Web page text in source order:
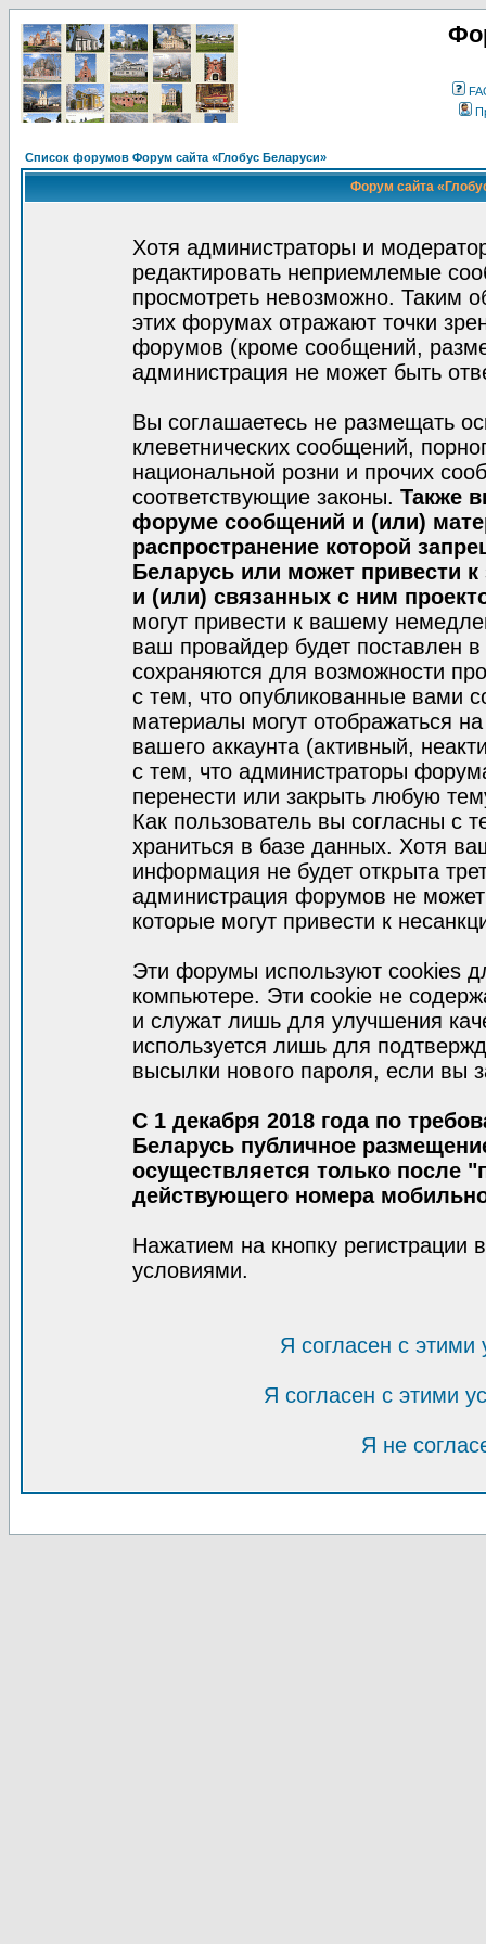
Список форумов Форум сайта «Глобус Беларуси»
Форум сайта
Хотя администраторы и
редактировать неприемлемые
просмотреть невозможно. Таким
этих форумах отражают точки
форумов (кроме сообщений,
администрация не может быть
Вы соглашаетесь не размещать
клеветнических сообщений,
национальной розни и прочих
соответствующие законы. Также
форуме сообщений и (или)
распространение которой
Беларусь или может привести
и (или) связанных с ним
могут привести к вашему
ваш провайдер будет поставлен
сохраняются для возможности
с тем, что опубликованные вами
материалы могут отображаться
вашего аккаунта (активный,
с тем, что администраторы
перенести или закрыть любую
Как пользователь вы согласны с
храниться в базе данных. Хотя
информация не будет открыта
администрация форумов не может
которые могут привести к
Эти форумы используют cookies
компьютере. Эти cookie не
и служат лишь для улучшения
используется лишь для
высылки нового пароля, если вы
С 1 декабря 2018 года по
Беларусь публичное
осуществляется только после
действующего номера
Нажатием на кнопку регистрации
условиями.
Я согласен с
Я согласен с этими
Я не